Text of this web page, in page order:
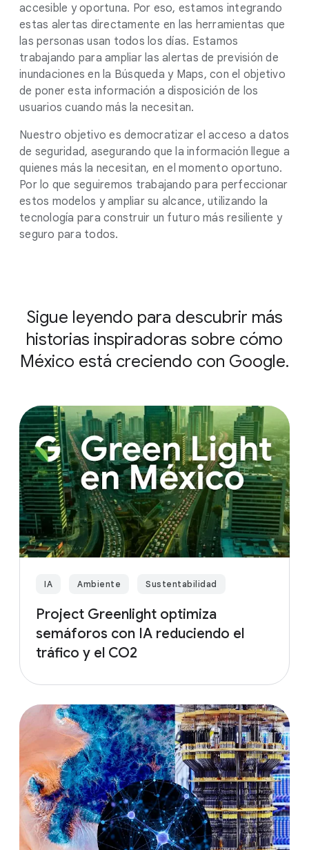
accesible y oportuna. Por eso, estamos integrando
estas alertas directamente en las herramientas que
las personas usan todos los días. Estamos
trabajando para ampliar las alertas de previsión de
inundaciones en la Búsqueda y Maps, con el objetivo
de poner esta información a disposición de los
usuarios cuando más la necesitan.
Nuestro objetivo es democratizar el acceso a datos
de seguridad, asegurando que la información llegue a
quienes más la necesitan, en el momento oportuno.
Por lo que seguiremos trabajando para perfeccionar
estos modelos y ampliar su alcance, utilizando la
tecnología para construir un futuro más resiliente y
seguro para todos.
Sigue leyendo para descubrir más
historias inspiradoras sobre cómo
México está creciendo con Google.
IA Ambiente Sustentabilidad
Project Greenlight optimiza
semáforos con IA reduciendo el
tráfico y el CO2